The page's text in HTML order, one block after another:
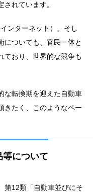
れています。
ンターネット）、そし
についても、官民一体と
ており、世界的な競争も
な転換期を迎えた自動車
きたく、このようなペー
等について
第12類「自動車並びにそ